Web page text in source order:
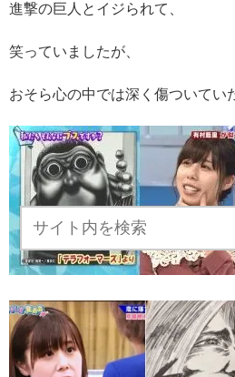
進撃の巨人とイジられて、
笑っていましたが、
おそら心の中では深く傷ついてい